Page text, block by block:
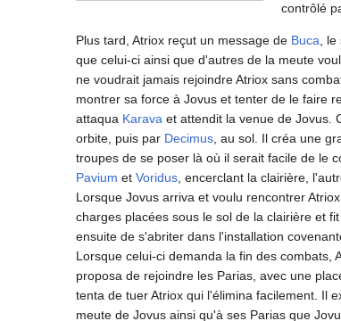
contrôlé
Plus tard, Atriox reçut un message de Buca, le
que celui-ci ainsi que d'autres de la meute
ne voudrait jamais rejoindre Atriox sans
montrer sa force à Jovus et tenter de le faire
attaqua Karava et attendit la venue de Jovus.
orbite, puis par Decimus, au sol. Il créa une
troupes de se poser là où il serait facile de le
Pavium et Voridus, encerclant la clairière,
Lorsque Jovus arriva et voulu rencontrer
charges placées sous le sol de la clairière et
ensuite de s'abriter dans l'installation
Lorsque celui-ci demanda la fin des combats,
proposa de rejoindre les Parias, avec une
tenta de tuer Atriox qui l'élimina facilement. Il
meute de Jovus ainsi qu'à ses Parias que